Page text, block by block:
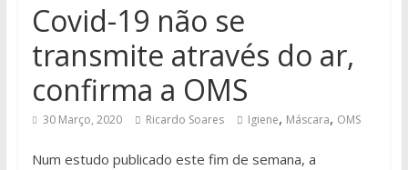
Covid-19 não se
transmite através do ar,
confirma a OMS
30 Março, 2020 Ricardo Soares Igiene, Máscara, OMS
Num estudo publicado este fim de semana, a